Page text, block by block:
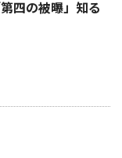
四の被曝」知る